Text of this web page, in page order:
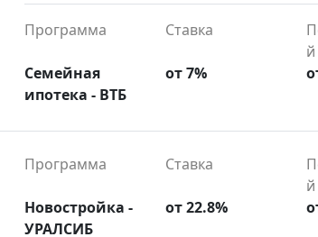
Программа Ставка
Семейная
ипотека - ВТБ
от 7%
Программа Ставка
Новостройка -
УРАЛСИБ
от 22.8%